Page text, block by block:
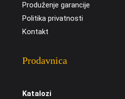
Produženje garancije
Politika privatnosti
Kontakt
Prodavnica
Katalozi